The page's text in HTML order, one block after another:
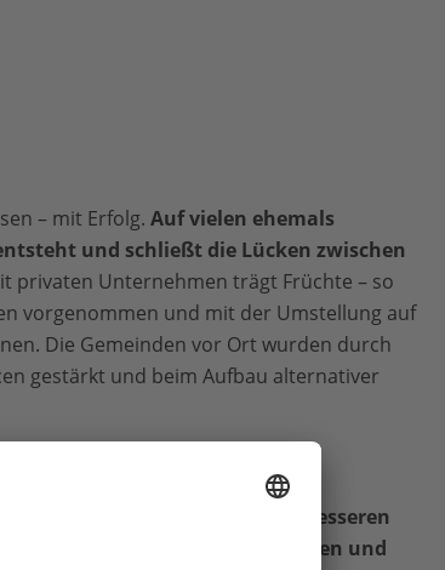
– mit Erfolg. Auf vielen ehemals
und schließt die Lücken zwischen
privaten Unternehmen trägt Früchte – so
vorgenommen und mit der Umstellung auf
Die Gemeinden vor Ort wurden durch
gestärkt und beim Aufbau alternativer
5.000 Menschen haben einen besseren
zu den natürlichen Ressourcen und